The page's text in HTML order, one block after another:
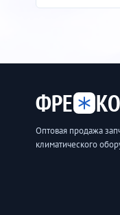
ФРЕ
Оптовая продажа
климатического